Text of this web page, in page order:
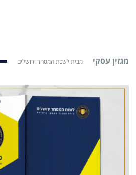
מגזין עסקי מבית לשכת המסחר ירושלים